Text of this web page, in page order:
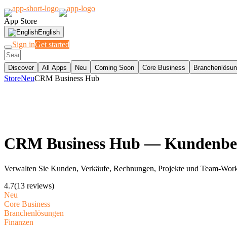
App Store
English
Sign inGet started
Discover All Apps Neu Coming Soon Core Business
StoreNeuCRM Business Hub
CRM Business Hub —
Verwalten Sie Kunden, Verkäufe, Rechnungen, Projekte und Team-
4.7(13 reviews)
Neu
Core Business
Branchenlösungen
Finanzen